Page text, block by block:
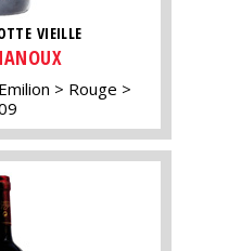
VIEILLE
Rouge